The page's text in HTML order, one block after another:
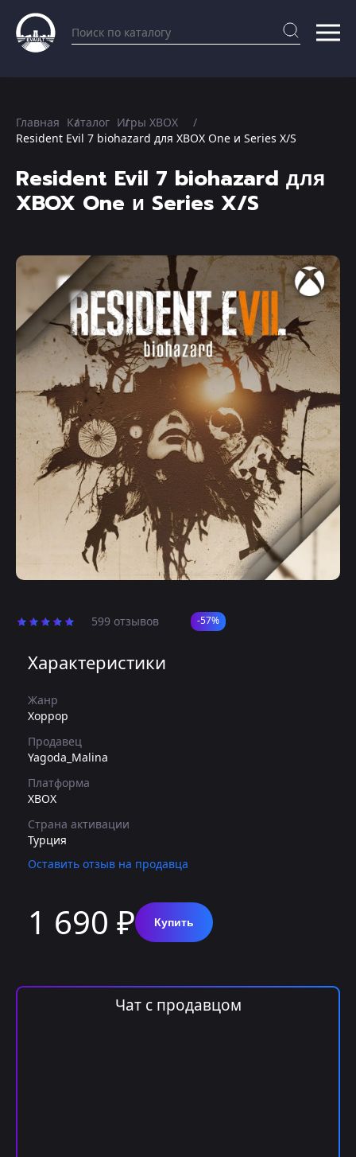
Главная Каталог Игры XBOX
Resident Evil 7 biohazard для XBOX One и Series X/S
Resident Evil 7 biohazard для
XBOX One и Series X/S
599 отзывов -57%
Характеристики
Жанр
Хоррор
Продавец
Yagoda_Malina
Платформа
XBOX
Страна активации
Турция
Оставить отзыв на продавца
1 690 ₽ Купить
Чат с продавцом